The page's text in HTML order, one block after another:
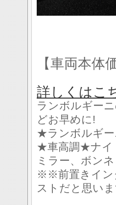
【車両本体
詳しくはこ
ランボルギー
どお早めに!
★ランボルギー
★車高調★ナイ
ミラー、ボン
※※前置きイン
ストだと思い